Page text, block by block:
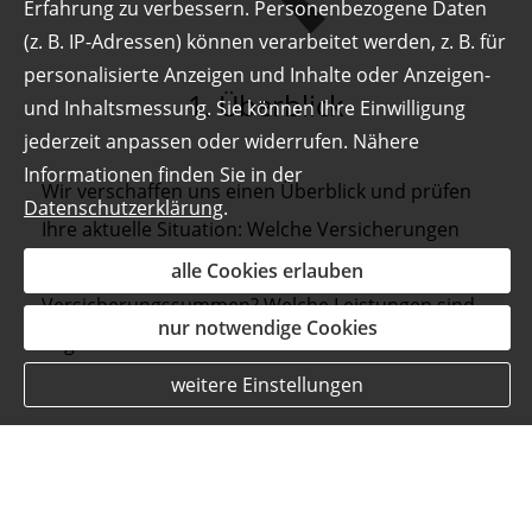
1. Überblick
Wir verschaffen uns einen Überblick und prüfen
Ihre aktuelle Situation: Welche Versicherungen
haben Sie abgeschlossen? Wie hoch sind die
Versicherungssummen? Welche Leistungen sind
Erfahrung zu verbessern. Personenbezogene Daten
(z. B. IP-Adressen) können verarbeitet werden, z. B. für
personalisierte Anzeigen und Inhalte oder Anzeigen-
und Inhaltsmessung. Sie können Ihre Einwilligung
jederzeit anpassen oder widerrufen. Nähere
Informationen finden Sie in der
Datenschutzerklärung.
alle Cookies erlauben
nur notwendige Cookies
weitere Einstellungen